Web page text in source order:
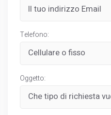
Telefono:
Oggetto: